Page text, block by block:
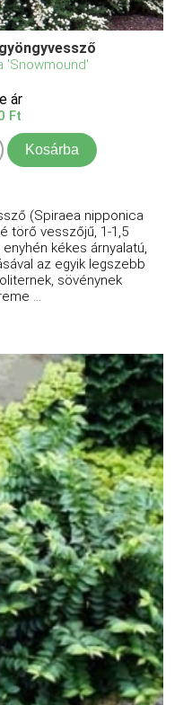
'Snowmound'
ár
Ft
Kosárba
(Spiraea nipponica
törő vesszőjű, 1-1,5
kékes árnyalatú,
az egyik legszebb
sövénynek
...